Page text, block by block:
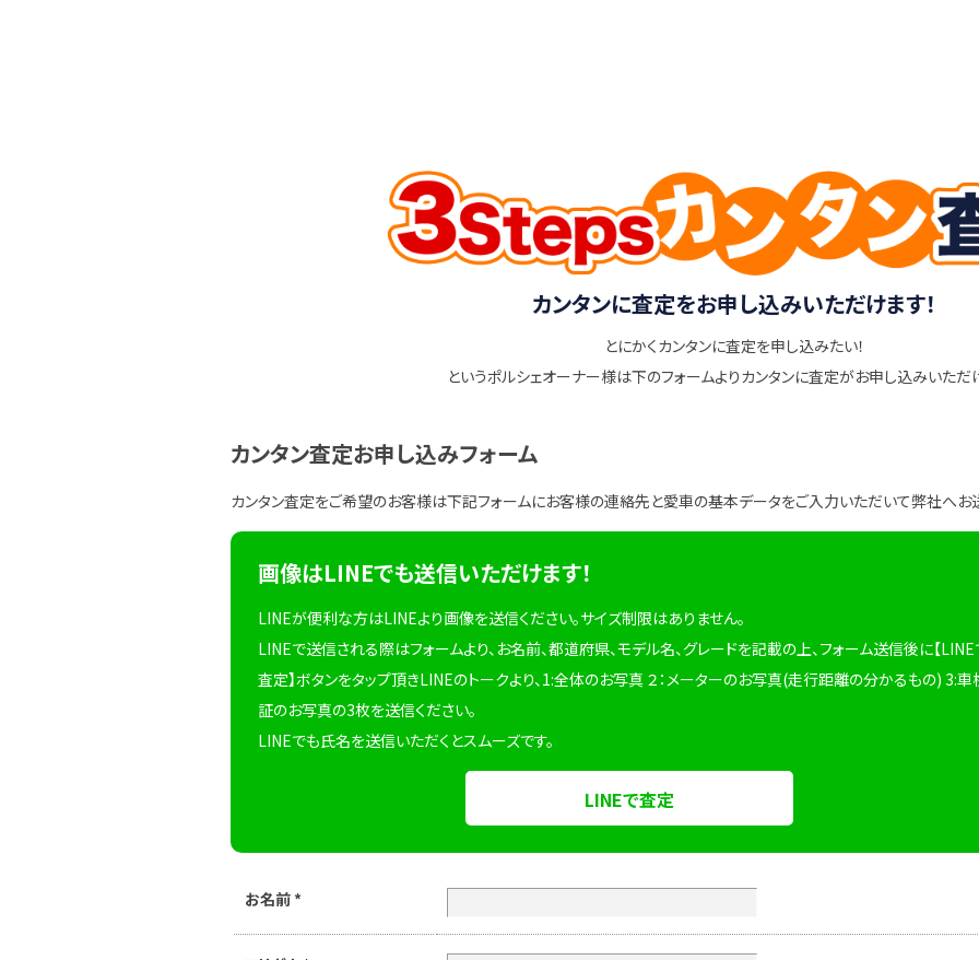
カンタンに査定をお申し込みいただけます！
とにかくカンタンに査定を申し込みたい！
というポルシェオーナー様は下のフォームよりカンタンに査定がお申し込みいただ
カンタン査定お申し込みフォーム
カンタン査定をご希望のお客様は下記フォームにお客様の連絡先と愛車の基本データをご入力いただいて弊社へお
画像はLINEでも送信いただけます！
LINEが便利な方はLINEより画像を送信ください。サイズ制限はありません。
LINEで送信される際はフォームより、お名前、都道府県、モデル名、グレードを記載の上、フォーム送信後に【LINE
査定】ボタンをタップ頂きLINEのトークより、1:全体のお写真 ２：メーターのお写真(走行距離の分かるもの) 3:車
証のお写真の3枚を送信ください。
LINEでも氏名を送信いただくとスムーズです。
LINEで査定
お名前 *